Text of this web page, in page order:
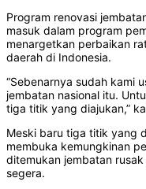
Program renovasi
masuk dalam program
menargetkan perbaikan
daerah di Indonesia.
“Sebenarnya sudah kami
jembatan nasional itu.
tiga titik yang diajukan,”
Meski baru tiga titik yang
membuka kemungkinan
ditemukan jembatan
segera.